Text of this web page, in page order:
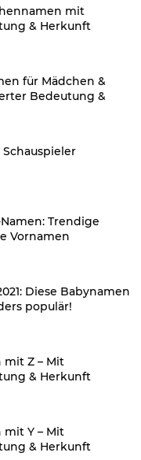
mit
& Herkunft
für Mädchen &
Bedeutung &
Trendige
Vornamen
Diese Babynamen
populär!
mit Z – Mit
& Herkunft
mit Y – Mit
& Herkunft